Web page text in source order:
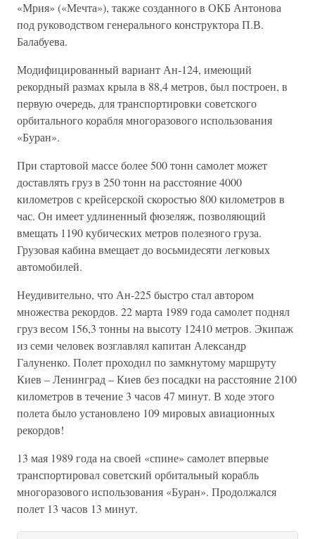
«Мрия» («Мечта»), также созданного в ОКБ Антонова
под руководством генерального конструктора П.В.
Балабуева.
Модифицированный вариант Ан-124, имеющий
рекордный размах крыла в 88,4 метров, был построен, в
первую очередь, для транспортировки советского
орбитального корабля многоразового использования
«Буран».
При стартовой массе более 500 тонн самолет может
доставлять груз в 250 тонн на расстояние 4000
километров с крейсерской скоростью 800 километров в
час. Он имеет удлиненный фюзеляж, позволяющий
вмещать 1190 кубических метров полезного груза.
Грузовая кабина вмещает до восьмидесяти легковых
автомобилей.
Неудивительно, что Ан-225 быстро стал автором
множества рекордов. 22 марта 1989 года самолет поднял
груз весом 156,3 тонны на высоту 12410 метров. Экипаж
из семи человек возглавлял капитан Александр
Галуненко. Полет проходил по замкнутому маршруту
Киев – Ленинград – Киев без посадки на расстояние 2100
километров в течение 3 часов 47 минут. В ходе этого
полета было установлено 109 мировых авиационных
рекордов!
13 мая 1989 года на своей «спине» самолет впервые
транспортировал советский орбитальный корабль
многоразового использования «Буран». Продолжался
полет 13 часов 13 минут.